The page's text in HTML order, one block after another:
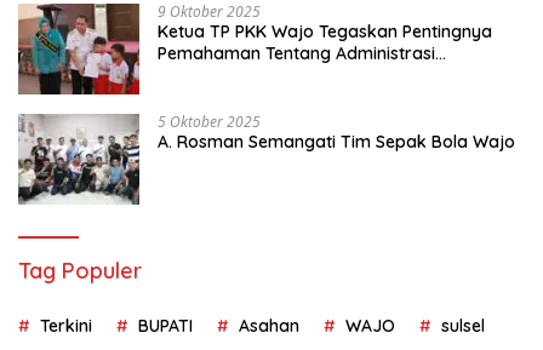
9 Oktober 2025
Ketua TP PKK Wajo Tegaskan Pentingnya
Pemahaman Tentang Administrasi
5 Oktober 2025
A. Rosman Semangati Tim Sepak Bola Wajo
Tag Populer
Terkini BUPATI Asahan WAJO sulsel